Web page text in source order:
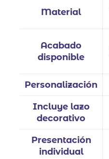
Material
Acabado
disponible
Personalización
Incluye lazo
decorativo
Presentación
individual